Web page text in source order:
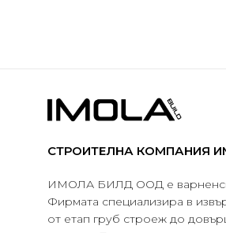
СТРОИТЕЛНА КОМПАНИЯ
ИМОЛА БИЛД ООД е
Фирмата специализира в
от етап груб строеж до